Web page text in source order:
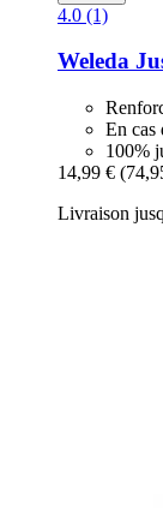
4.0 (1)
Weleda
En cas
100%
14,99 €
Livraison